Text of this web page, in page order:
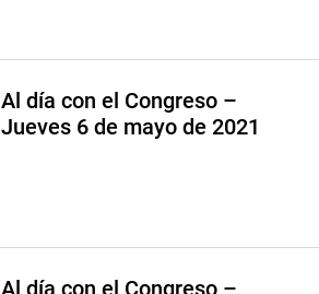
Al día con el Congreso –
Jueves 6 de mayo de 2021
Al día con el Congreso –